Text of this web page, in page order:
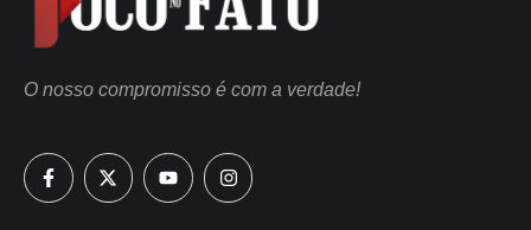
O nosso compromisso é com a verdade!